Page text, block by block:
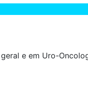
e em Uro-